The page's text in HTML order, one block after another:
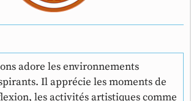
adore les environnements
Il apprécie les moments de
les activités artistiques comme